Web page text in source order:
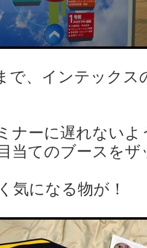
で、インテック
ナーに遅れない
当てのブースを
気になる物が！